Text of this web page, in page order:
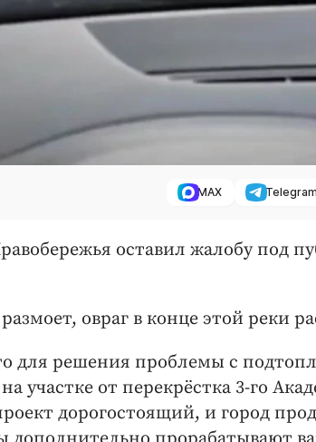
MAX Telegram
оставил жалобу под
овраг в конце этой реки
для решения проблемы с
участке от перекрёстка 3-го
дорогостоящий, и город